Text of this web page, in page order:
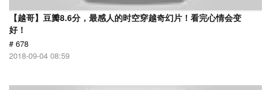
【越哥】豆瓣8.6分，最感人的时空穿越奇幻片！看完心情会变
好！
# 678
2018-09-04 08:59